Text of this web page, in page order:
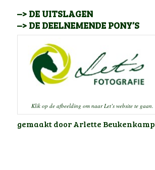
–> DE UITSLAGEN
–> DE DEELNEMENDE PONY’S
Klik op de afbeelding om naar Let’s website te gaan.
gemaakt door Arlette Beukenkamp